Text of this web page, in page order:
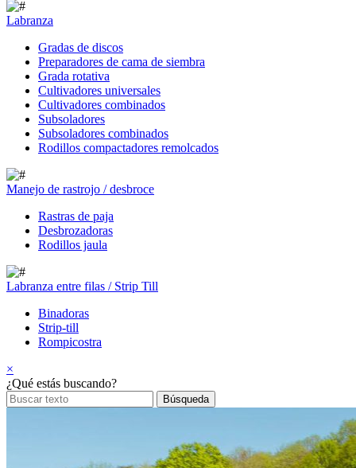
Labranza
Gradas de discos
Preparadores de cama de siembra
Grada rotativa
Cultivadores universales
Cultivadores combinados
Subsoladores
Subsoladores combinados
Rodillos compactadores remolcados
Manejo de rastrojo / desbroce
Rastras de paja
Desbrozadoras
Rodillos jaula
Labranza entre filas / Strip Till
Binadoras
Strip-till
Rompicostra
×
¿Qué estás buscando?